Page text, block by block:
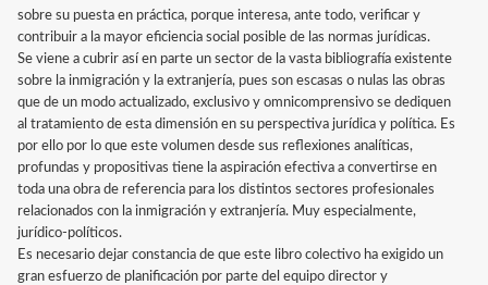
sobre su puesta en práctica, porque interesa, ante todo, verificar y
contribuir a la mayor eficiencia social posible de las normas jurídicas.
Se viene a cubrir así en parte un sector de la vasta bibliografía existente
sobre la inmigración y la extranjería, pues son escasas o nulas las obras
que de un modo actualizado, exclusivo y omnicomprensivo se dediquen
al tratamiento de esta dimensión en su perspectiva jurídica y política. Es
por ello por lo que este volumen desde sus reflexiones analíticas,
profundas y propositivas tiene la aspiración efectiva a convertirse en
toda una obra de referencia para los distintos sectores profesionales
relacionados con la inmigración y extranjería. Muy especialmente,
jurídico-políticos.
Es necesario dejar constancia de que este libro colectivo ha exigido un
gran esfuerzo de planificación por parte del equipo director y